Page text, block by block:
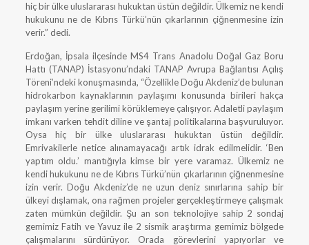
hiç bir ülke uluslararası hukuktan üstün değildir. Ülkemiz ne kendi
hukukunu ne de Kıbrıs Türkü’nün çıkarlarının çiğnenmesine izin
verir.” dedi.
Erdoğan, İpsala ilçesinde MS4 Trans Anadolu Doğal Gaz Boru
Hattı (TANAP) İstasyonu’ndaki TANAP Avrupa Bağlantısı Açılış
Töreni’ndeki konuşmasında, “Özellikle Doğu Akdeniz’de bulunan
hidrokarbon kaynaklarının paylaşımı konusunda birileri hakça
paylaşım yerine gerilimi körüklemeye çalışıyor. Adaletli paylaşım
imkanı varken tehdit diline ve şantaj politikalarına başvuruluyor.
Oysa hiç bir ülke uluslararası hukuktan üstün değildir.
Emrivakilerle netice alınamayacağı artık idrak edilmelidir. ‘Ben
yaptım oldu.’ mantığıyla kimse bir yere varamaz. Ülkemiz ne
kendi hukukunu ne de Kıbrıs Türkü’nün çıkarlarının çiğnenmesine
izin verir. Doğu Akdeniz’de ne uzun deniz sınırlarına sahip bir
ülkeyi dışlamak, ona rağmen projeler gerçekleştirmeye çalışmak
zaten mümkün değildir. Şu an son teknolojiye sahip 2 sondaj
gemimiz Fatih ve Yavuz ile 2 sismik araştırma gemimiz bölgede
çalışmalarını sürdürüyor. Orada görevlerini yapıyorlar ve